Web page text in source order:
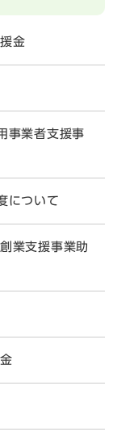
金
事業者支援事
について
業支援事業助